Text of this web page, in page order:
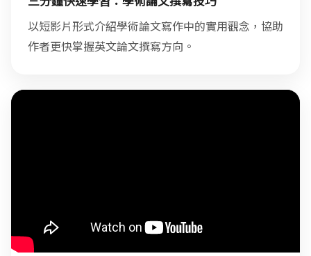
以短影片形式介紹學術論文寫作中的實用觀念，協助
作者更快掌握英文論文撰寫方向。